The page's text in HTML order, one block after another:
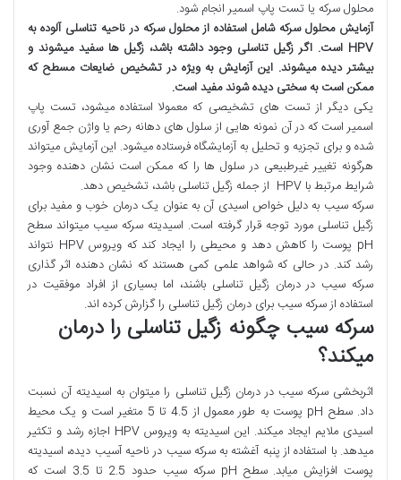
محلول سرکه یا تست پاپ اسمیر انجام شود.
آزمایش محلول سرکه شامل استفاده از محلول سرکه در ناحیه تناسلی آلوده به
HPV است. اگر زگیل تناسلی وجود داشته باشد، زگیل ها سفید میشوند و
بیشتر دیده میشوند. این آزمایش به ویژه در تشخیص ضایعات مسطح که
ممکن است به سختی دیده شوند مفید است.
یکی دیگر از تست های تشخیصی که معمولا استفاده میشود، تست پاپ
اسمیر است که در آن نمونه هایی از سلول های دهانه رحم یا واژن جمع آوری
شده و برای تجزیه و تحلیل به آزمایشگاه فرستاده میشود. این آزمایش میتواند
هرگونه تغییر غیرطبیعی در سلول ها را که ممکن است نشان دهنده وجود
شرایط مرتبط با HPV از جمله زگیل تناسلی باشد، تشخیص دهد.
سرکه سیب به دلیل خواص اسیدی آن به عنوان یک درمان خوب و مفید برای
زگیل تناسلی مورد توجه قرار گرفته است. اسیدیته سرکه سیب میتواند سطح
pH پوست را کاهش دهد و محیطی را ایجاد کند که ویروس HPV نتواند
رشد کند. در حالی که شواهد علمی کمی هستند که نشان دهنده اثر گذاری
سرکه سیب در درمان زگیل تناسلی باشند، اما بسیاری از افراد موفقیت در
استفاده از سرکه سیب برای درمان زگیل تناسلی را گزارش کرده اند.
سرکه سیب چگونه زگیل تناسلی را درمان
میکند؟
اثربخشی سرکه سیب در درمان زگیل تناسلی را میتوان به اسیدیته آن نسبت
داد. سطح pH پوست به طور معمول از 4.5 تا 5 متغیر است و یک محیط
اسیدی ملایم ایجاد میکند. این اسیدیته به ویروس HPV اجازه رشد و تکثیر
میدهد. با استفاده از پنبه آغشته به سرکه سیب در ناحیه آسیب دیده، اسیدیته
پوست افزایش میابد. سطح pH سرکه سیب حدود 2.5 تا 3.5 است که